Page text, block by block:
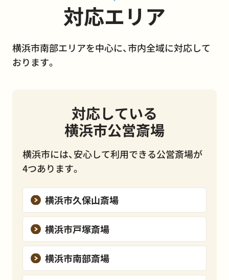
対応エリア
横浜市南部エリアを中心に、市内全域に対応して
おります。
対応している
横浜市公営斎場
横浜市には、安心して利用できる公営斎場が
4つあります。
横浜市久保山斎場
横浜市戸塚斎場
横浜市南部斎場